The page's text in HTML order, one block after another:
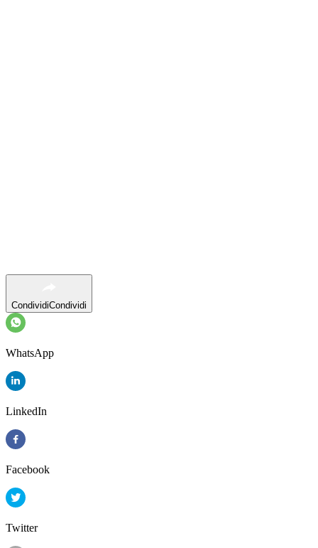
CondividiCondividi
WhatsApp
LinkedIn
Facebook
Twitter